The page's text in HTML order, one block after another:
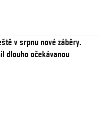
v srpnu nové záběry.
dlouho očekávanou